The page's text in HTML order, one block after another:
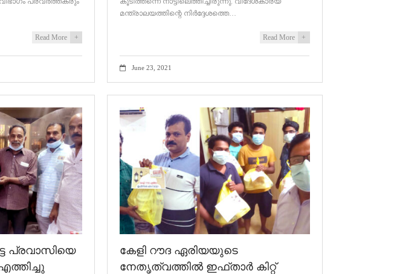
Read More +
മന്ത്രാലയത്തിന്റെ നിർദ്ദേശത്തെ…
Read More +
June 23, 2021
പ്രവാസിയെ
എത്തിച്ചു
കേളി റൗദ ഏരിയയുടെ
നേതൃത്വത്തിൽ ഇഫ്താർ കിറ്റ്